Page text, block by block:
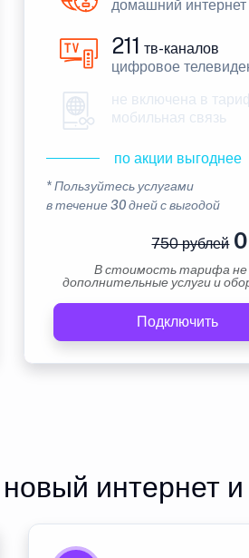
домашний интернет
211 тв-каналов
цифровое
не включена в
мобильная связь
по акции выгоднее
* Пользуйтесь услугами
в течение 30 дней с выгодой
750 рублей0
В стоимость тарифа не
дополнительные услуги и
Подключить
интернет